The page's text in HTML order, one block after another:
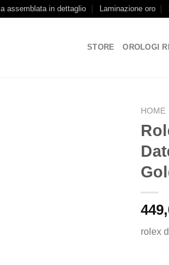
assemblata in dettaglio Laminazione oro
STORE OROLOGI
HOME
rolex